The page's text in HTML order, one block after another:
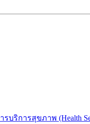
รบริการสุขภาพ (Health